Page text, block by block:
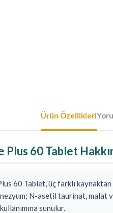
Ürün Özellikleri
Plus 60 Tablet
60 Tablet, üç farklı
N-asetil taurinat, malat
sunulur.